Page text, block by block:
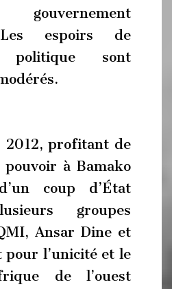
espoirs de
politique sont
2012, profitant de
pouvoir à Bamako
coup d’État
groupes
Ansar Dine et
pour l’unicité et le
de l’ouest